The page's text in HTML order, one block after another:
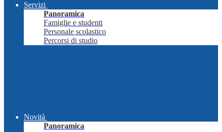
Servizi
Panoramica
Famiglie e studenti
Personale scolastico
Percorsi di studio
Novità
Panoramica